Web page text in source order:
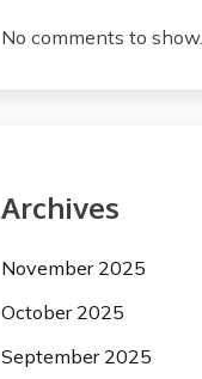
No comments to show.
Archives
November 2025
October 2025
September 2025